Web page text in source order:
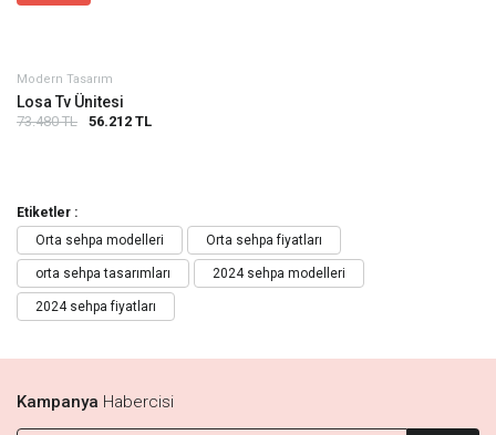
Modern Tasarım
Losa Tv Ünitesi
73.480 TL 56.212 TL
Etiketler :
Orta sehpa modelleri
Orta sehpa fiyatları
orta sehpa tasarımları 2024 sehpa modelleri
2024 sehpa fiyatları
Kampanya Habercisi